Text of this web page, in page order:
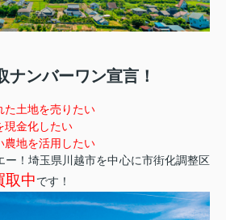
ナンバーワン宣言！
た土地を売りたい
現金化したい
農地を活用したい
ー！埼玉県川越市を中心に市街化調整区
取中です！